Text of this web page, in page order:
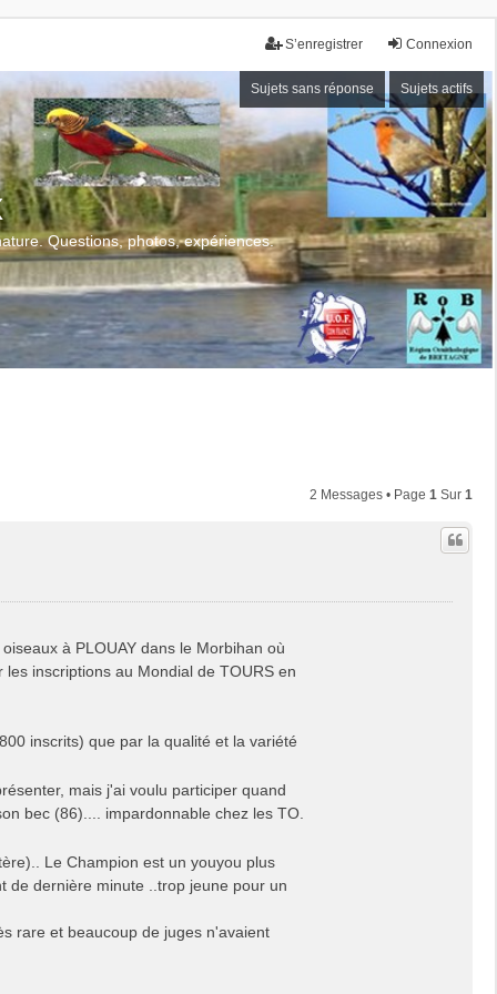
Connexion
S’enregistrer
Sujets sans réponse Sujets actifs
Questions, photos, expériences.
2 Messages • Page 1 Sur 1
à PLOUAY dans le Morbihan où
inscriptions au Mondial de TOURS en
inscrits) que par la qualité et la variété
mais j'ai voulu participer quand
bec (86).... impardonnable chez les TO.
Le Champion est un youyou plus
de dernière minute ..trop jeune pour un
rare et beaucoup de juges n'avaient